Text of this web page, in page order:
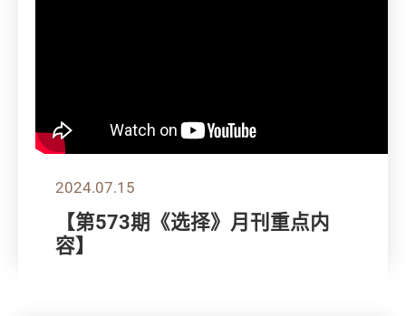
2024.07.15
【第573期《选择》月刊重点内
容】